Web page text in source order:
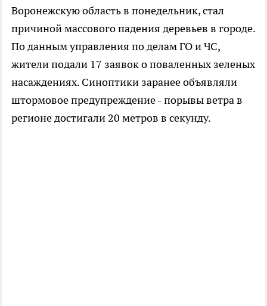
Воронежскую область в понедельник, стал
причиной массового падения деревьев в городе.
По данным управления по делам ГО и ЧС,
жители подали 17 заявок о поваленных зеленых
насаждениях. Синоптики заранее объявляли
штормовое предупреждение - порывы ветра в
регионе достигали 20 метров в секунду.